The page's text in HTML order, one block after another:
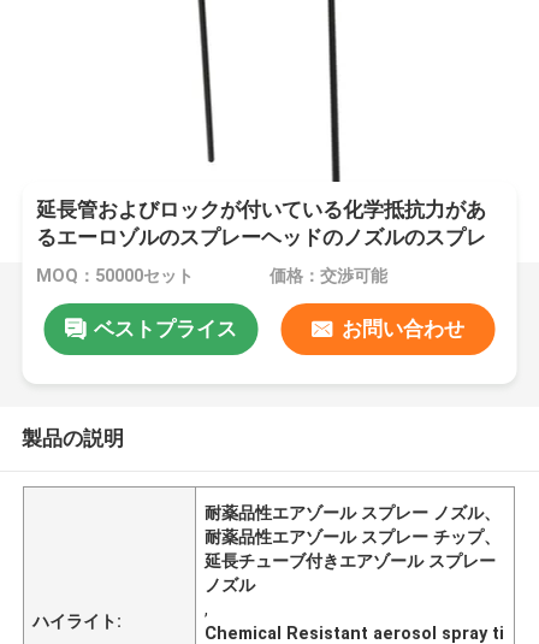
延長管およびロックが付いている化学抵抗力があ
るエーロゾルのスプレーヘッドのノズルのスプレ
ーヤー
MOQ：50000セット 価格：交渉可能
ベストプライス お問い合わせ
製品の説明
ハイライト:
耐薬品性エアゾール スプレー ノズル、
耐薬品性エアゾール スプレー チップ、
延長チューブ付きエアゾール スプレー
ノズル
,
Chemical Resistant aerosol spray ti